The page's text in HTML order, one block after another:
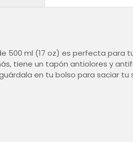
500 ml (17 oz) es perfecta para
tiene un tapón antiolores y
en tu bolso para saciar tu